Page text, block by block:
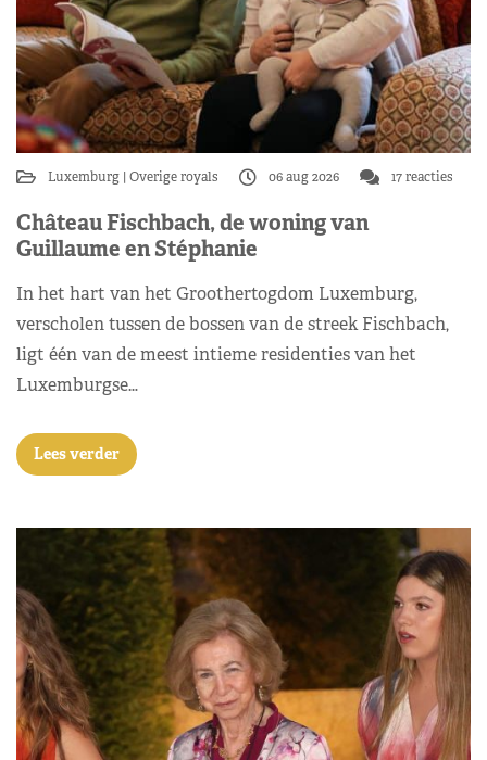
Luxemburg Overige royals 06 aug 2026 17 reacties
Château Fischbach, de woning van
Guillaume en Stéphanie
In het hart van het Groothertogdom Luxemburg,
verscholen tussen de bossen van de streek Fischbach,
ligt één van de meest intieme residenties van het
Luxemburgse…
Lees verder